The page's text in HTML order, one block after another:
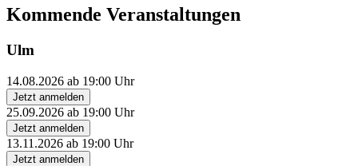
Kommende Veranstaltungen
Ulm
14.08.2026 ab 19:00 Uhr
Jetzt anmelden
25.09.2026 ab 19:00 Uhr
Jetzt anmelden
13.11.2026 ab 19:00 Uhr
Jetzt anmelden